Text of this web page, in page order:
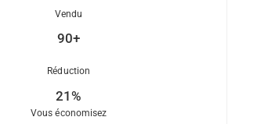
Vendu
90+
Réduction
21%
Vous économisez